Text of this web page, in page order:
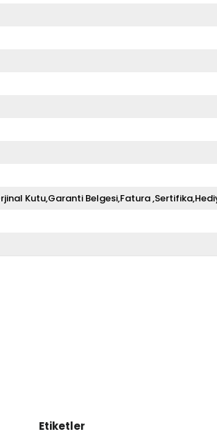
Kutu,Garanti Belgesi,Fatura
Etiketler